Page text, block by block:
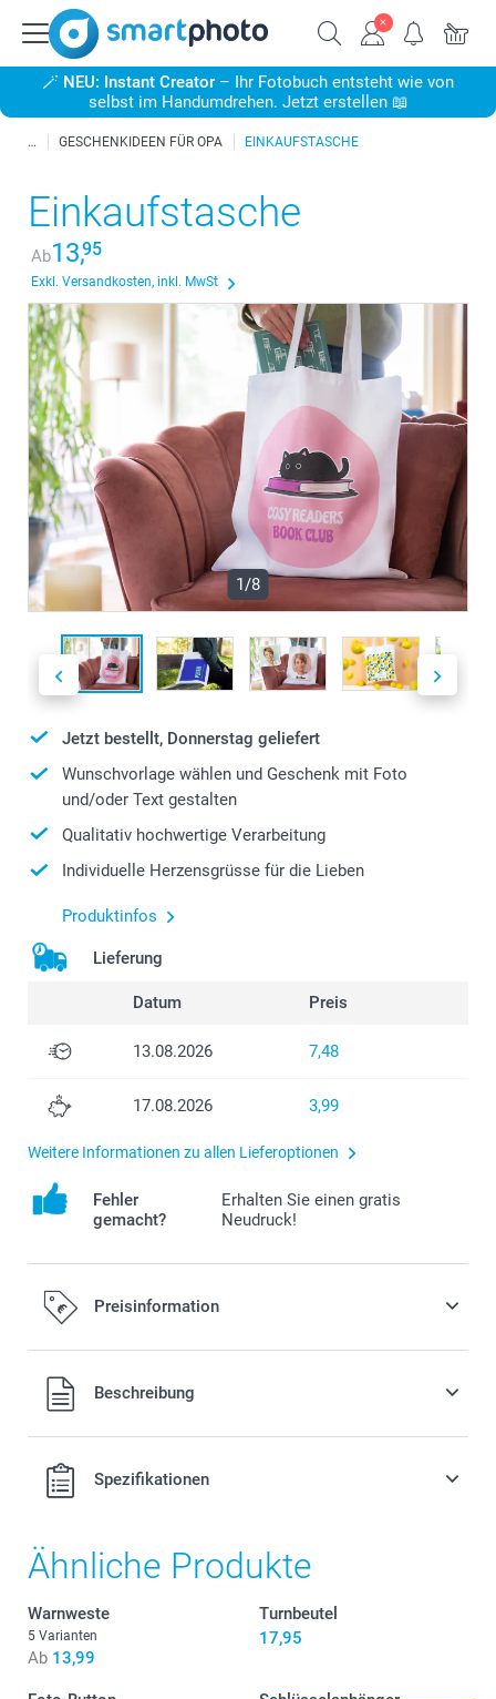
🪄 NEU: Instant Creator – Ihr Fotobuch entsteht wie von
selbst im Handumdrehen. Jetzt erstellen 📖
GESCHENKIDEEN FÜR OPA EINKAUFSTASCHE
Einkaufstasche
Ab13,95
Exkl. Versandkosten, inkl. MwSt
1/8
Jetzt bestellt, Donnerstag geliefert
Wunschvorlage wählen und Geschenk mit Foto
und/oder Text gestalten
Qualitativ hochwertige Verarbeitung
Individuelle Herzensgrüsse für die Lieben
Produktinfos
Lieferung
Datum Preis
13.08.2026 7,48
17.08.2026 3,99
Weitere Informationen zu allen Lieferoptionen
Fehler
gemacht?
Erhalten Sie einen gratis
Neudruck!
Preisinformation
Alle Preise verstehen sich in EURO (€) inkl. MwSt. und zzgl.
Versandkosten.Beschreibung
Spezifikationen
Ähnliche Produkte
Warnweste
5 Varianten
Ab 13,99
Turnbeutel
17,95